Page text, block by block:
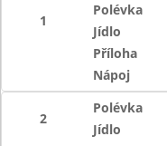
1
Polévka
Jídlo
Příloha
Nápoj
2
Polévka
Jídlo